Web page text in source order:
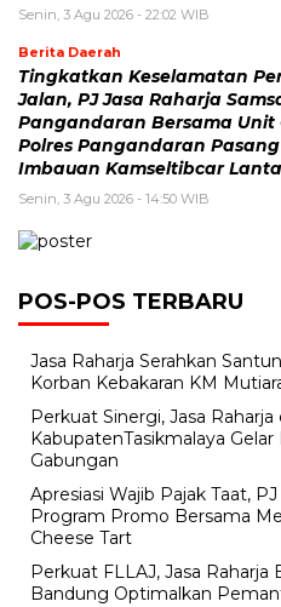
Senin, 3 Agu 2026 - 22:02 WIB
Berita Daerah
Tingkatkan Keselamatan
Jalan, PJ Jasa Raharja
Pangandaran Bersama Unit
Polres Pangandaran
Imbauan Kamseltibcar
Senin, 3 Agu 2026 - 14:50 WIB
POS-POS TERBARU
Jasa Raharja Serahkan
Korban Kebakaran KM
Perkuat Sinergi, Jasa
KabupatenTasikmalaya
Gabungan
Apresiasi Wajib Pajak Taat,
Program Promo Bersama
Cheese Tart
Perkuat FLLAJ, Jasa
Bandung Optimalkan